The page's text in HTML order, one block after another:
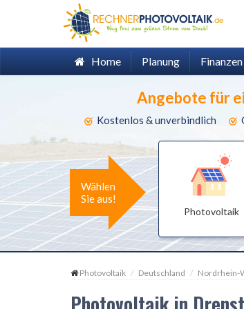
Home Planung Finanzen
Angebote für
Kostenlos & unverbindlich
Wählen
Sie aus!
Photovoltaik
Photovoltaik Deutschland Nordrhein-